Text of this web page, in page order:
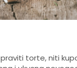
torte, niti